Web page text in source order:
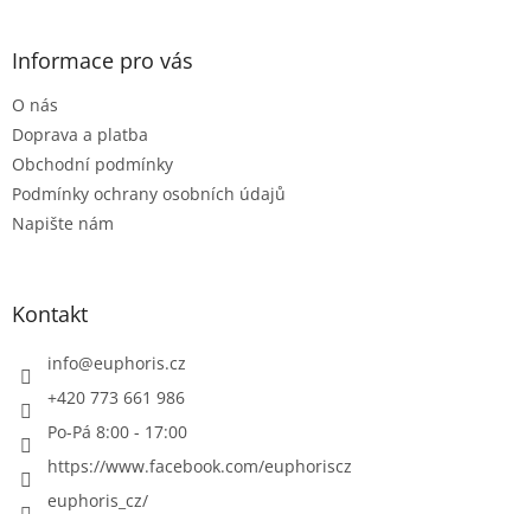
Informace pro vás
O nás
Doprava a platba
Obchodní podmínky
Podmínky ochrany osobních údajů
Napište nám
Kontakt
info@euphoris.cz
+420 773 661 986
Po-Pá 8:00 - 17:00
https://www.facebook.com/euphoriscz
euphoris_cz/